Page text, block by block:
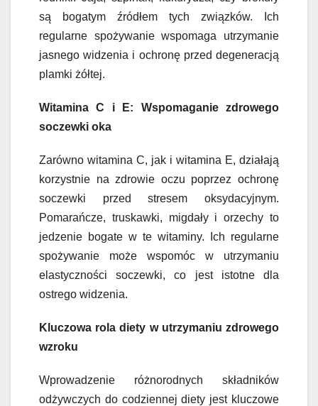
są bogatym źródłem tych związków. Ich
regularne spożywanie wspomaga utrzymanie
jasnego widzenia i ochronę przed degeneracją
plamki żółtej.
Witamina C i E: Wspomaganie zdrowego
soczewki oka
Zarówno witamina C, jak i witamina E, działają
korzystnie na zdrowie oczu poprzez ochronę
soczewki przed stresem oksydacyjnym.
Pomarańcze, truskawki, migdały i orzechy to
jedzenie bogate w te witaminy. Ich regularne
spożywanie może wspomóc w utrzymaniu
elastyczności soczewki, co jest istotne dla
ostrego widzenia.
Kluczowa rola diety w utrzymaniu zdrowego
wzroku
Wprowadzenie różnorodnych składników
odżywczych do codziennej diety jest kluczowe